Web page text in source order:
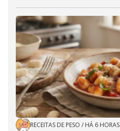
RECEITAS DE PESO / HÁ 6 HORAS